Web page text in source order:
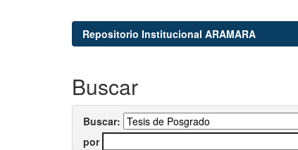
Repositorio Institucional ARAMARA
Buscar
Buscar:
por